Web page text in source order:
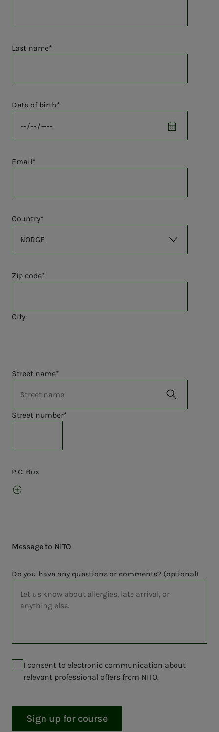
Last name
Date of birth
Email
Country
Zip code
City
Street name
Street number
P.O. Box
Legg til postboks
Message to NITO
Do you have any questions or comments? (optional)
I consent to electronic communication about
relevant professional offers from NITO.
Sign up for course